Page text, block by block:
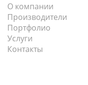
О компании
Производители
Портфолио
Услуги
Контакты